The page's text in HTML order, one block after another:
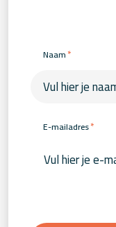
Naam*
E-mailadres*